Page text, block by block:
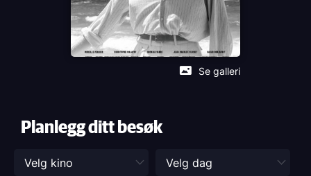
Se galleri
Planlegg ditt besøk